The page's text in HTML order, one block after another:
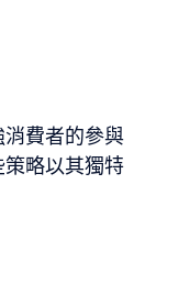
費者的參與
略以其獨特